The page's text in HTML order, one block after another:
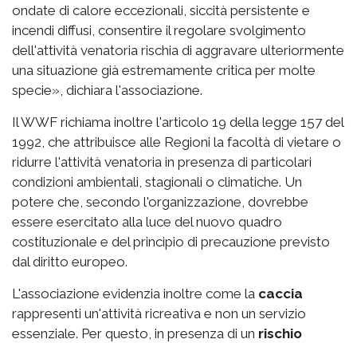
ondate di calore eccezionali, siccità persistente e
incendi diffusi, consentire il regolare svolgimento
dell'attività venatoria rischia di aggravare ulteriormente
una situazione già estremamente critica per molte
specie», dichiara l'associazione.
Il WWF richiama inoltre l'articolo 19 della legge 157 del
1992, che attribuisce alle Regioni la facoltà di vietare o
ridurre l'attività venatoria in presenza di particolari
condizioni ambientali, stagionali o climatiche. Un
potere che, secondo l'organizzazione, dovrebbe
essere esercitato alla luce del nuovo quadro
costituzionale e del principio di precauzione previsto
dal diritto europeo.
L'associazione evidenzia inoltre come la caccia
rappresenti un'attività ricreativa e non un servizio
essenziale. Per questo, in presenza di un rischio